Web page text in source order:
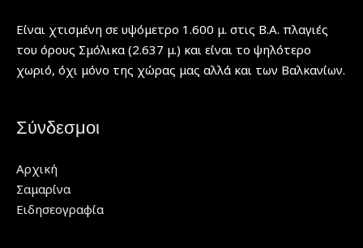
Είναι χτισμένη σε υψόμετρο 1.600 μ. στις Β.Α. πλαγιές
του όρους Σμόλικα (2.637 μ.) και είναι το ψηλότερο
χωριό, όχι μόνο της χώρας μας αλλά και των Βαλκανίων.
Σύνδεσμοι
Αρχική
Σαμαρίνα
Ειδησεογραφία